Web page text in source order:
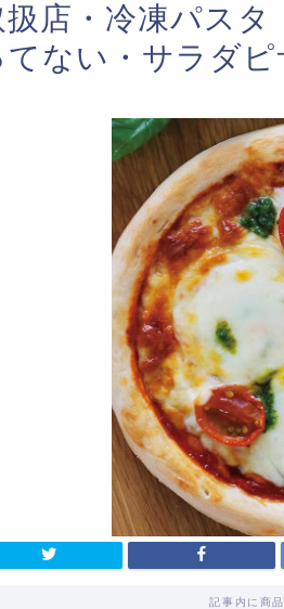
扱店・冷凍パスタ
てない・サラダピ
記事内に商